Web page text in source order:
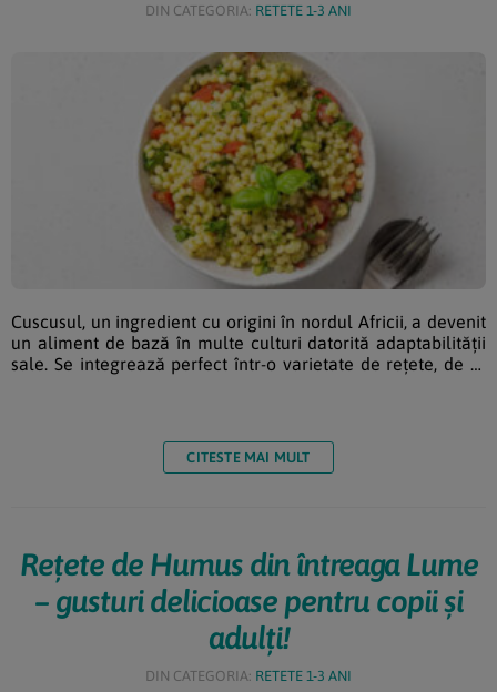
DIN CATEGORIA: RETETE 1-3 ANI
Cuscusul, un ingredient cu origini în nordul Africii, a devenit
un aliment de bază în multe culturi datorită adaptabilității
sale. Se integrează perfect într-o varietate de rețete, de la
lume. Beneficiile nutriționale ale cuscusului Pe lângă
flexibilitatea sa culinară, cuscusul se […]
CITESTE MAI MULT
Rețete de Humus din întreaga Lume
– gusturi delicioase pentru copii și
adulți!
DIN CATEGORIA: RETETE 1-3 ANI